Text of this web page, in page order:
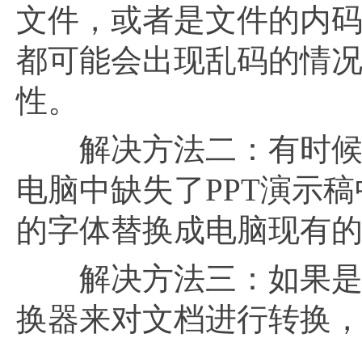
文件，或者是文件的内
都可能会出现乱码的情
性。
解决方法二：有时候
电脑中缺失了PPT演示
的字体替换成电脑现有
解决方法三：如果是
换器来对文档进行转换